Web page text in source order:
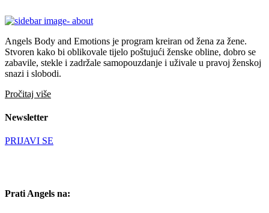
Angels Body and Emotions je program kreiran od žena za žene.
Stvoren kako bi oblikovale tijelo poštujući ženske obline, dobro se
zabavile, stekle i zadržale samopouzdanje i uživale u pravoj ženskoj
snazi i slobodi.
Pročitaj više
Newsletter
PRIJAVI SE
Prati Angels na: